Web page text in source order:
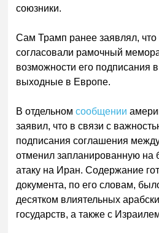
союзники.
Сам Трамп ранее заявлял,
согласовали рамочный
возможности его подписания
выходные в Европе.
В отдельномсообщении
заявил, что в связи с
подписания соглашения
отменил запланированную
атаку на Иран. Содержание
документа, по его словам,
десятком влиятельных
государств, а также с